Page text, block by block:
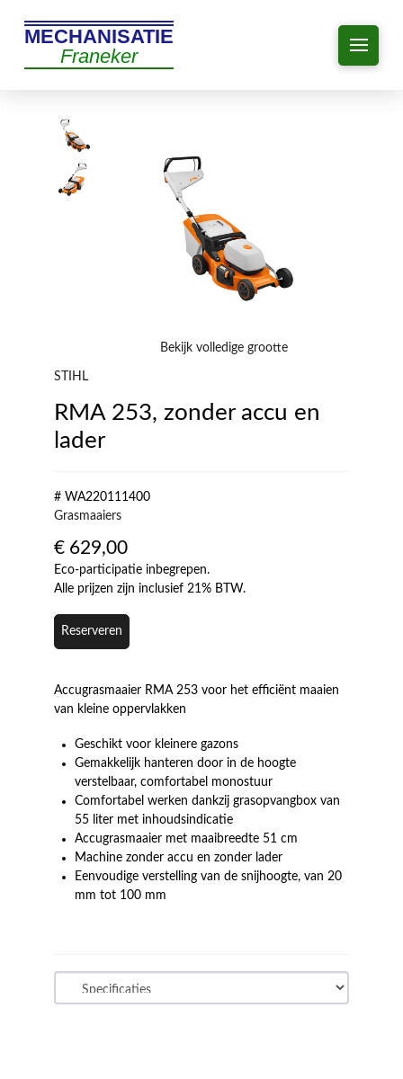
MECHANISATIE
Franeker
Bekijk volledige grootte
STIHL
RMA 253, zonder accu en
lader
# WA220111400
Grasmaaiers
€ 629,00
Eco-participatie inbegrepen.
Alle prijzen zijn inclusief 21% BTW.
Reserveren
Accugrasmaaier RMA 253 voor het efficiënt maaien
van kleine oppervlakken
Geschikt voor kleinere gazons
Gemakkelijk hanteren door in de hoogte
verstelbaar, comfortabel monostuur
Comfortabel werken dankzij grasopvangbox van
55 liter met inhoudsindicatie
Accugrasmaaier met maaibreedte 51 cm
Machine zonder accu en zonder lader
Eenvoudige verstelling van de snijhoogte, van 20
mm tot 100 mm